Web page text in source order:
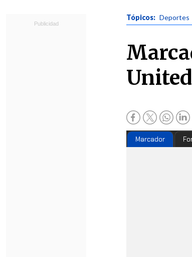
Tópicos: Deportes
Marcador